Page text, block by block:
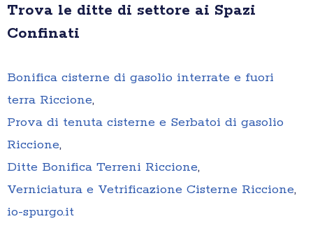
Trova le ditte di settore ai Spazi
Confinati
Bonifica cisterne di gasolio interrate e fuori
terra Riccione,
Prova di tenuta cisterne e Serbatoi di gasolio
Riccione,
Ditte Bonifica Terreni Riccione,
Verniciatura e Vetrificazione Cisterne Riccione,
io-spurgo.it